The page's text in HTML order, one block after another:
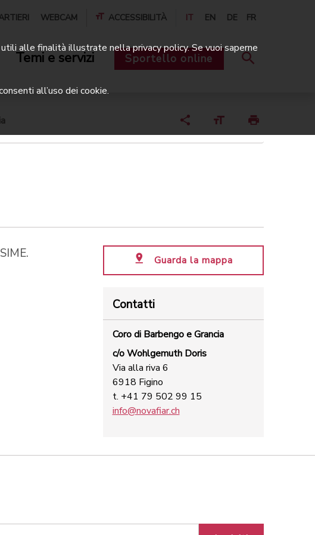
WEBCAM ACCESSIBILITÀ IT EN DE FR
Temi e servizi Sportello online
Guarda la mappa
Contatti
Coro di Barbengo e Grancia
c/o Wohlgemuth Doris
Via alla riva 6
6918 Figino
t. +41 79 502 99 15
info@novafiar.ch
alle finalità illustrate nella privacy policy. Se vuoi saperne
all’uso dei cookie.